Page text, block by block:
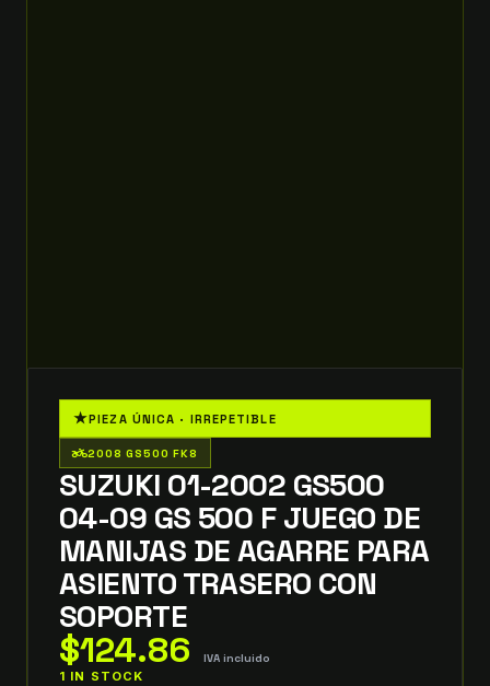
★PIEZA ÚNICA · IRREPETIBLE
two_wheeler2008 GS500 FK8
SUZUKI 01-2002 GS500
04-09 GS 500 F JUEGO DE
MANIJAS DE AGARRE PARA
ASIENTO TRASERO CON
SOPORTE
$124.86 IVA incluido
1 IN STOCK